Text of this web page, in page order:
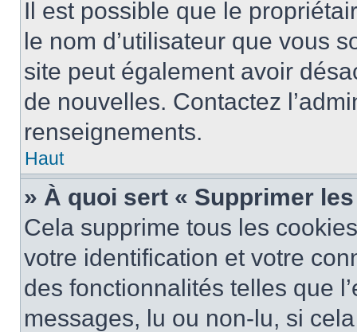
Il est possible que le
le nom d’utilisateur que vous
site peut également avoir
de nouvelles. Contactez
renseignements.
Haut
» À quoi sert « Supprimer
Cela supprime tous les
votre identification et votre
des fonctionnalités telles que
messages, lu ou non-lu, si